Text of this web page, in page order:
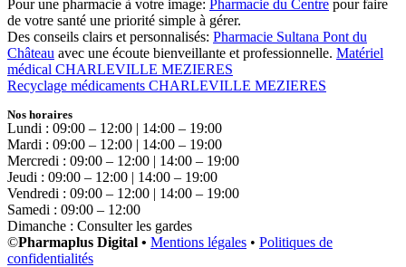
Pour une pharmacie à votre image: Pharmacie du Centre pour faire
de votre santé une priorité simple à gérer.
Des conseils clairs et personnalisés: Pharmacie Sultana Pont du
Château avec une écoute bienveillante et professionnelle. Matériel
médical CHARLEVILLE MEZIERES
Recyclage médicaments CHARLEVILLE MEZIERES
Nos horaires
Lundi : 09:00 – 12:00 | 14:00 – 19:00
Mardi : 09:00 – 12:00 | 14:00 – 19:00
Mercredi : 09:00 – 12:00 | 14:00 – 19:00
Jeudi : 09:00 – 12:00 | 14:00 – 19:00
Vendredi : 09:00 – 12:00 | 14:00 – 19:00
Samedi : 09:00 – 12:00
Dimanche : Consulter les gardes
©Pharmaplus Digital • Mentions légales • Politiques de
confidentialités